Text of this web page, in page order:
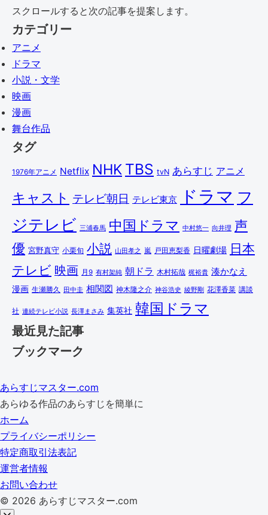
スクロールすると次の記事を提案します。
カテゴリー
アニメ
ドラマ
小説・文学
映画
漫画
舞台作品
タグ
1976年アニメ Netflix NHK TBS tvN あらすじ アニメ
キャスト テレビ朝日 テレビ東京 ドラマ フ
ジテレビ 三浦春馬 中国ドラマ 中村悠一 向井理 声
優 宮野真守 小栗旬 小説 山田孝之 嵐 戸田恵梨香 日曜劇場 日本
テレビ 映画 月9 有村架純 朝ドラ 木村拓哉 梶裕貴 湊かなえ
漫画 生瀬勝久 田中圭 相関図 神木隆之介 神谷浩史 綾野剛 花澤香菜 講談
社 連続テレビ小説 長澤まさみ 集英社 韓国ドラマ
最近見た記事
ブックマーク
あらすじマスター.com
あらゆる作品のあらすじを簡単に
ホーム
プライバシーポリシー
特定商取引法表記
運営者情報
お問い合わせ
© 2026 あらすじマスター.com